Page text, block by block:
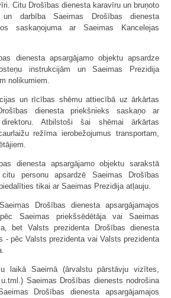
Citu Drošības dienesta karavīru un bruņoto
un darbība Saeimas Drošības dienesta
saskaņojuma ar Saeimas Kancelejas
dienesta apsargājamo objektu apsardze
instrukcijām un Saeimas Prezidija
nolikumiem.
un rīcības shēmu attiecībā uz ārkārtas
dienesta priekšnieks saskaņo ar
Atbilstoši šai shēmai ārkārtas
režīma ierobežojumus transportam,
dienesta apsargājamo objektu sarakstā
personu apsardzē Saeimas Drošības
tikai ar Saeimas Prezidija atļauju.
Drošības dienesta apsargājamajos
Saeimas priekšsēdētāja vai Saeimas
bet Valsts prezidenta Drošības dienesta
- pēc Valsts prezidenta vai Valsts prezidenta
laikā Saeimā (ārvalstu pārstāvju vizītes,
Saeimas Drošības dienests nodrošina
Drošības dienesta apsargājamajos